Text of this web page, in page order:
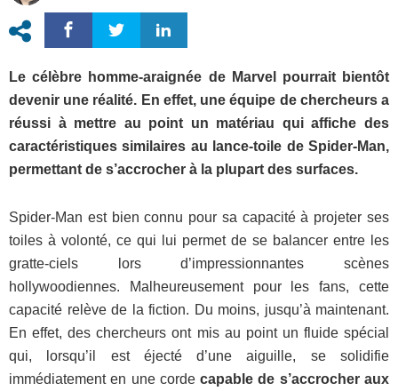
Le célèbre homme-araignée de Marvel pourrait bientôt
devenir une réalité. En effet, une équipe de chercheurs a
réussi à mettre au point un matériau qui affiche des
caractéristiques similaires au lance-toile de Spider-Man,
permettant de s’accrocher à la plupart des surfaces.
Spider-Man est bien connu pour sa capacité à projeter ses
toiles à volonté, ce qui lui permet de se balancer entre les
gratte-ciels lors d’impressionnantes scènes
hollywoodiennes. Malheureusement pour les fans, cette
capacité relève de la fiction. Du moins, jusqu’à maintenant.
En effet, des chercheurs ont mis au point un fluide spécial
qui, lorsqu’il est éjecté d’une aiguille, se solidifie
immédiatement en une cordecapable de s’accrocher aux